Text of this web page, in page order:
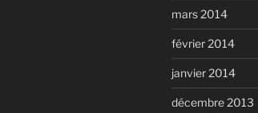
mars 2014
février 2014
janvier 2014
décembre 2013